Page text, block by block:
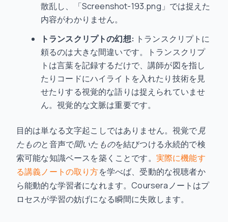
散乱し、「Screenshot-193.png」では捉えた
内容がわかりません。
トランスクリプトの幻想: トランスクリプトに
頼るのは大きな間違いです。トランスクリプ
トは言葉を記録するだけで、講師が図を指し
たりコードにハイライトを入れたり技術を見
せたりする視覚的な語りは捉えられていませ
ん。視覚的な文脈は重要です。
目的は単なる文字起こしではありません。視覚で 見
たものと音声で聞いたものを結びつける永続的で検
索可能な知識ベースを築くことです。 実際に機能す
る講義ノートの取り方を学べば、受動的な視聴者か
ら能動的な学習者になれます。Courseraノートはプ
ロセスが学習の妨げになる瞬間に失敗します。